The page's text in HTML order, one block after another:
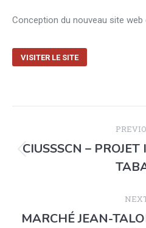
Conception du nouveau site web
VISITER LE SITE
CIUSSSCN –
MARCHÉ JEAN-